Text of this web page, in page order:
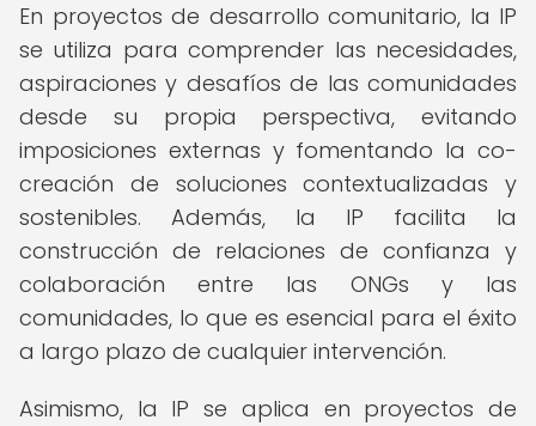
En proyectos de desarrollo comunitario, la IP
se utiliza para comprender las necesidades,
aspiraciones y desafíos de las comunidades
desde su propia perspectiva, evitando
imposiciones externas y fomentando la co-
creación de soluciones contextualizadas y
sostenibles. Además, la IP facilita la
construcción de relaciones de confianza y
colaboración entre las ONGs y las
comunidades, lo que es esencial para el éxito
a largo plazo de cualquier intervención.
Asimismo, la IP se aplica en proyectos de